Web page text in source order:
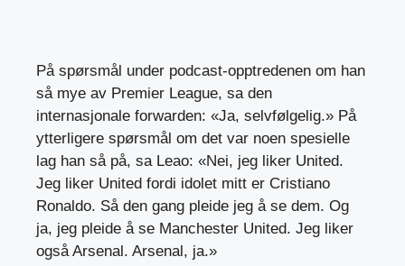
På spørsmål under podcast-opptredenen om han
så mye av Premier League, sa den
internasjonale forwarden: «Ja, selvfølgelig.» På
ytterligere spørsmål om det var noen spesielle
lag han så på, sa Leao: «Nei, jeg liker United.
Jeg liker United fordi idolet mitt er Cristiano
Ronaldo. Så den gang pleide jeg å se dem. Og
ja, jeg pleide å se Manchester United. Jeg liker
også Arsenal. Arsenal, ja.»